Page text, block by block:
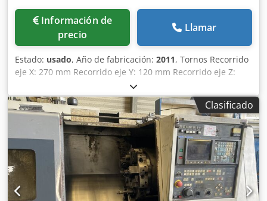
Información de
precio
Llamar
Estado: usado, Año de fabricación: 2011, Tornos Recorrido
eje X: 270 mm Recorrido eje Y: 120 mm Recorrido eje Z:
1200 mm Longitud de torneado: 1135 mm Diámetro
máximo de giro: 700 mm Diámetro máximo de torneado:
340 mm Par máximo: 680 Nm Rango de velocidad hasta:
4000 rpm Control: DMG Husillos motorizados Herramientas
motorizadas: 50 Transportador de virutas Alimentador
automático de barras cortas IRCO ILS-RBK 100/16 Varios
tubos reductores del husillo principal Dksdpjwwv Ifsfx
Aixsr Dispositivo recogedor de piezas controlado por CNC
Cinta transportadora para extracción de piezas desde la
máquina Sistema de refrigeración 8/20 bar con
Clasificado